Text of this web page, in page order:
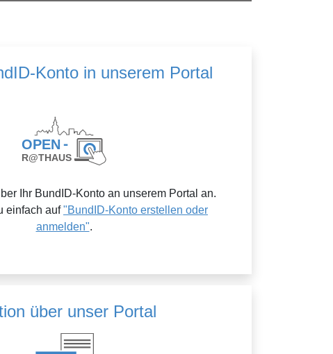
Konto in unserem Portal
Ihr BundID-Konto an unserem Portal an.
einfach auf"BundID-Konto erstellen oder
anmelden".
über unser Portal